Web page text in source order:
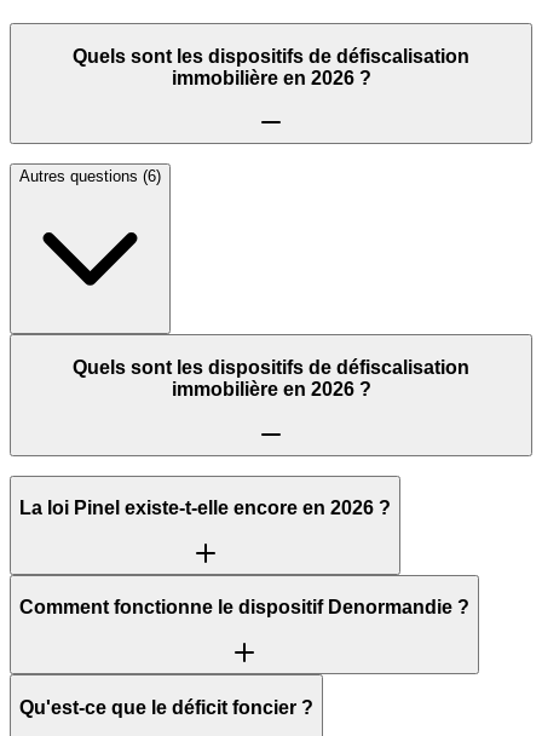
Quels sont les dispositifs de défiscalisation
immobilière en 2026 ?
Autres questions (6)
Quels sont les dispositifs de défiscalisation
immobilière en 2026 ?
La loi Pinel existe-t-elle encore en 2026 ?
Comment fonctionne le dispositif Denormandie ?
Qu'est-ce que le déficit foncier ?